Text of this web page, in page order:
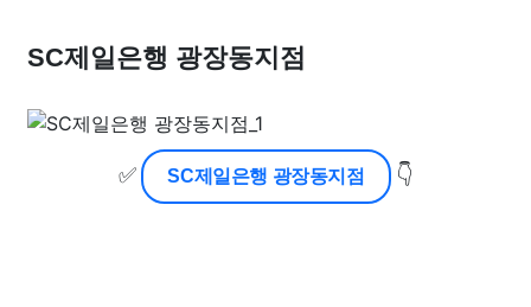
SC제일은행 광장동지점
✅ SC제일은행 광장동지점 👇